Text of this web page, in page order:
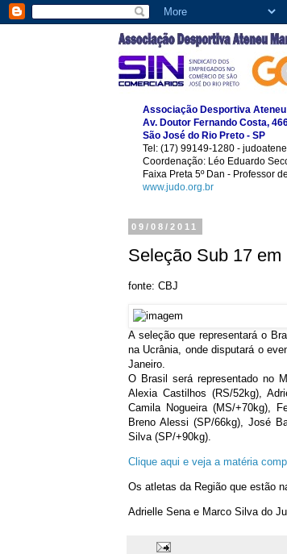
Associação Desportiva
Av. Doutor Fernando Costa,
São José do Rio Preto - SP
Tel: (17) 99149-1280 -
Coordenação: Léo Eduardo
Faixa Preta 5º Dan - Professor
www.judo.org.br
09/08/2011
Seleção Sub 17 em
fonte: CBJ
A seleção que representará o
na Ucrânia, onde disputará o
Janeiro.
O Brasil será representado no
Alexia Castilhos (RS/52kg),
Camila Nogueira (MS/+70kg),
Breno Alessi (SP/66kg), José
Silva (SP/+90kg).
Clique aqui e veja a matéria
Os atletas da Região que estão
Adrielle Sena e Marco Silva do